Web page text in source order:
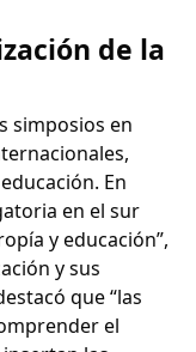
de la
simposios en
En
en el sur
y educación”,
y sus
que “las
el